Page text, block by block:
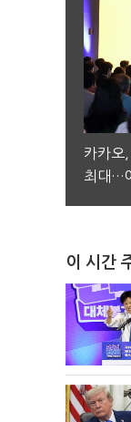
카카오
최대…
이 시간